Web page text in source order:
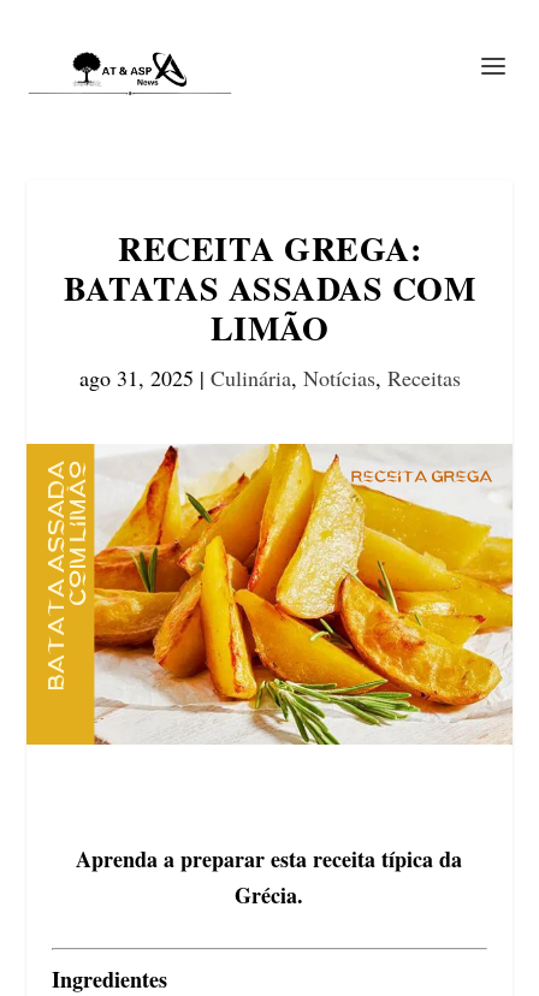
RECEITA GREGA:
BATATAS ASSADAS COM
LIMÃO
ago 31, 2025 | Culinária, Notícias, Receitas
Aprenda a preparar esta receita típica da
Grécia.
Ingredientes